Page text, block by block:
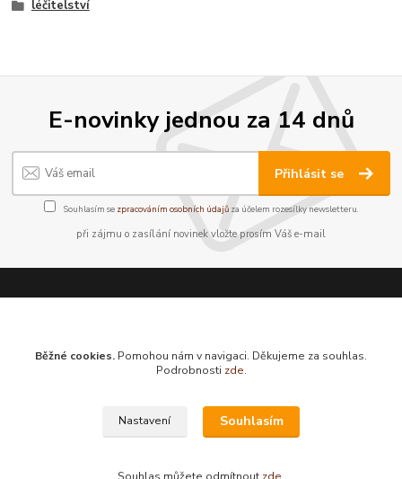
léčitelství
E-novinky jednou za 14 dnů
Přihlásit se
Souhlasím se zpracováním osobních údajůza účelem rozesílky newsletteru.
při zájmu o zasílání novinek vložte prosím Váš e-mail
Knihkupectví Hledající
220 873 250
Po-Pá 10-18, ve středu do 20 hodin
info@hledajici.cz
Běžné cookies. Pomohou nám v navigaci. Děkujeme za souhlas.
Podrobnosti zde.
Nastavení Souhlasím